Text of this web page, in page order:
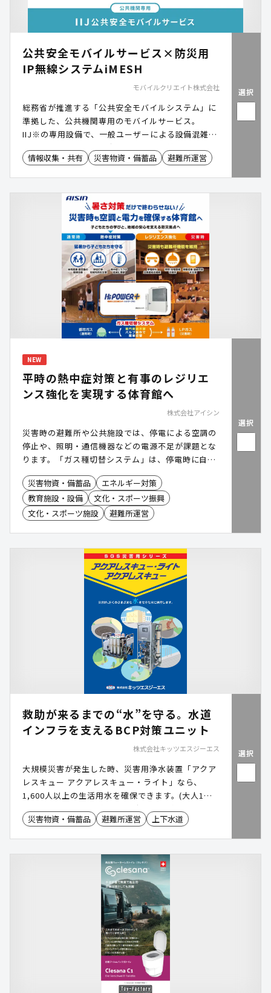
公共安全モバイルサービス×防災用
IP無線システムiMESH
モバイルクリエイト株式会社
総務省が推進する「公共安全モバイルシステム」に
準拠した、公共機関専用のモバイルサービス。
IIJ※の専用設備で、一般ユーザーによる設備混雑の
影響を受けにくい、安定した通信を提供します。 さ
らに、マルチキャリア対応による冗長性を備え、災
情報収集・共有 災害物資・備蓄品 避難所運営
選択
NEW
平時の熱中症対策と有事のレジリエ
ンス強化を実現する体育館へ
株式会社アイシン
災害時の避難所や公共施設では、停電による空調の
停止や、照明・通信機器などの電源不足が課題とな
ります。「ガス種切替システム」は、停電時に自立
発電運転を行い、空調に加えて照明や通信機器など
へ電力を供給できる電源自立型空調です。さらに、
都市ガスの供給が停止した場合には、LPガスへ切り
替えて運転を継続することが可能です。災害時にお
災害物資・備蓄品
エネルギー対策
教育施設・設備
文化・スポーツ振興
文化・スポーツ施設
避難所運営
選択
救助が来るまでの“水”を守る。水道
インフラを支えるBCP対策ユニット
株式会社キッツエスジーエス
大規模災害が発生した時、災害用浄水装置「アクア
レスキュー アクアレスキュー・ライト」なら、
1,600人以上の生活用水を確保できます。(大人1人
あたり30リットルの使用を想定)簡単操作でメンテ
ナンスも容易。高齢化が進む地域でも安心して運用
災害物資・備蓄品 避難所運営 上下水道
選択